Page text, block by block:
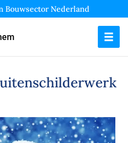
Bouwsector Nederland